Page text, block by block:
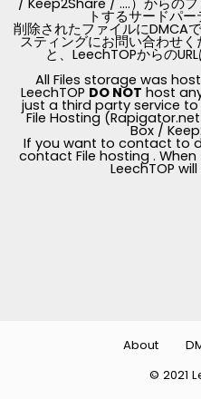
/ Keep2Share / ....）からの
トするサードパー
削除されたファイルにDMCA
スティングにお問い合わせ
と、LeechTOPからの
All Files storage was
LeechTOP DO NOT host
just a third party service
File Hosting
Box /
If you want to contact to
contact File hosting .
LeechTOP
© 2021
About